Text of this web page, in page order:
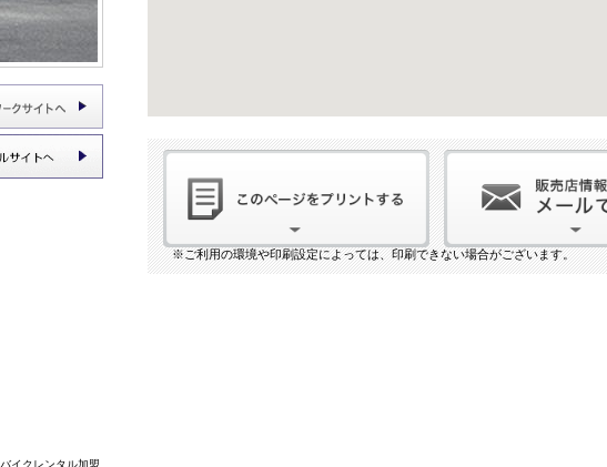
バイクレンタル加盟
※ご利用の環境や印刷設定によっては、印刷できない場合がございます。